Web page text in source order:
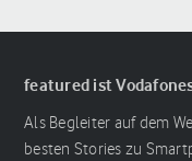
featured ist
Als Begleiter auf dem
besten Stories zu